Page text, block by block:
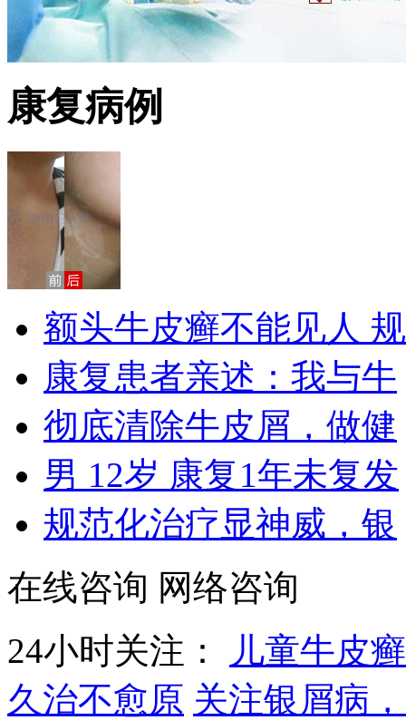
康复病例
额头牛皮癣不能见人 规
康复患者亲述：我与牛
彻底清除牛皮屑，做健
男 12岁 康复1年未复发
规范化治疗显神威，银
在线咨询 网络咨询
24小时关注：
儿童牛皮
久治不愈原 关注银屑病